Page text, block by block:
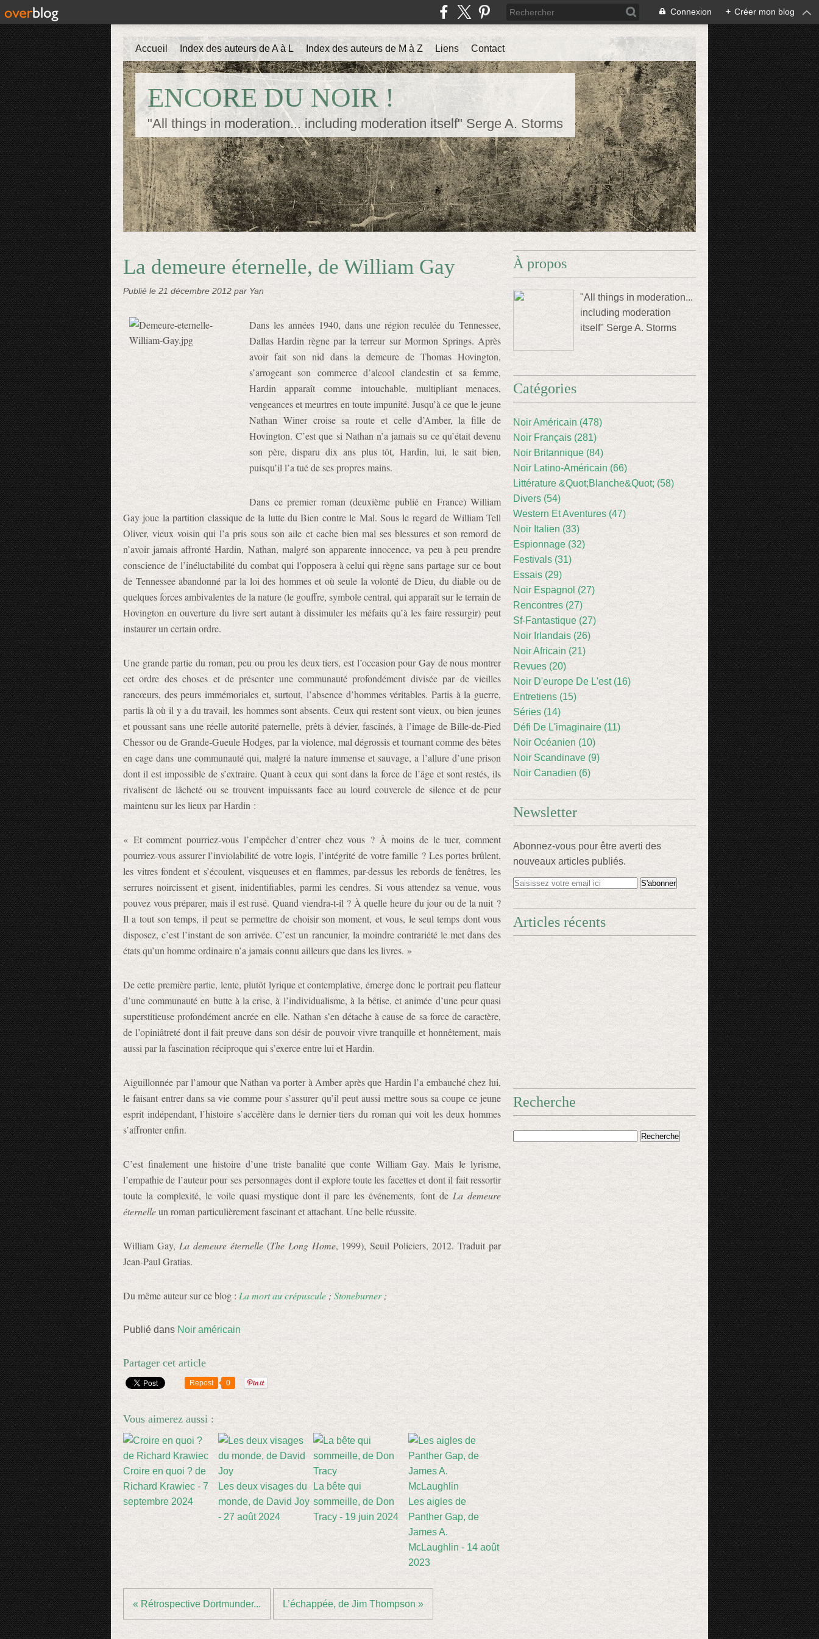
Connexion + Créer mon blog
ENCORE DU NOIR !
"All things in moderation... including moderation itself" Serge A. Storms
Accueil Index des auteurs de A à L Index des auteurs de M à Z Liens Contact
La demeure éternelle, de William Gay
Publié le 21 décembre 2012 par Yan
Dans les années 1940, dans une région reculée du Tennessee,
Dallas Hardin règne par la terreur sur Mormon Springs. Après
avoir fait son nid dans la demeure de Thomas Hovington,
s’arrogeant son commerce d’alcool clandestin et sa femme,
Hardin apparaît comme intouchable, multipliant menaces,
vengeances et meurtres en toute impunité. Jusqu’à ce que le jeune
Nathan Winer croise sa route et celle d’Amber, la fille de
Hovington. C’est que si Nathan n’a jamais su ce qu’était devenu
son père, disparu dix ans plus tôt, Hardin, lui, le sait bien,
puisqu’il l’a tué de ses propres mains.
Dans ce premier roman (deuxième publié en France) William
Gay joue la partition classique de la lutte du Bien contre le Mal. Sous le regard de William Tell
Oliver, vieux voisin qui l’a pris sous son aile et cache bien mal ses blessures et son remord de
n’avoir jamais affronté Hardin, Nathan, malgré son apparente innocence, va peu à peu prendre
conscience de l’inéluctabilité du combat qui l’opposera à celui qui règne sans partage sur ce bout
de Tennessee abandonné par la loi des hommes et où seule la volonté de Dieu, du diable ou de
quelques forces ambivalentes de la nature (le gouffre, symbole central, qui apparaît sur le terrain de
Hovington en ouverture du livre sert autant à dissimuler les méfaits qu’à les faire ressurgir) peut
instaurer un certain ordre.
Une grande partie du roman, peu ou prou les deux tiers, est l’occasion pour Gay de nous montrer
cet ordre des choses et de présenter une communauté profondément divisée par de vieilles
rancœurs, des peurs immémoriales et, surtout, l’absence d’hommes véritables. Partis à la guerre,
partis là où il y a du travail, les hommes sont absents. Ceux qui restent sont vieux, ou bien jeunes
et poussant sans une réelle autorité paternelle, prêts à dévier, fascinés, à l’image de Bille-de-Pied
Chessor ou de Grande-Gueule Hodges, par la violence, mal dégrossis et tournant comme des bêtes
en cage dans une communauté qui, malgré la nature immense et sauvage, a l’allure d’une prison
dont il est impossible de s’extraire. Quant à ceux qui sont dans la force de l’âge et sont restés, ils
rivalisent de lâcheté ou se trouvent impuissants face au lourd couvercle de silence et de peur
maintenu sur les lieux par Hardin :
« Et comment pourriez-vous l’empêcher d’entrer chez vous ? À moins de le tuer, comment
pourriez-vous assurer l’inviolabilité de votre logis, l’intégrité de votre famille ? Les portes brûlent,
les vitres fondent et s’écoulent, visqueuses et en flammes, par-dessus les rebords de fenêtres, les
serrures noircissent et gisent, inidentifiables, parmi les cendres. Si vous attendez sa venue, vous
pouvez vous préparer, mais il est rusé. Quand viendra-t-il ? À quelle heure du jour ou de la nuit ?
Il a tout son temps, il peut se permettre de choisir son moment, et vous, le seul temps dont vous
disposez, c’est l’instant de son arrivée. C’est un rancunier, la moindre contrariété le met dans des
états qu’un homme ordinaire n’a jamais connu ailleurs que dans les livres. »
De cette première partie, lente, plutôt lyrique et contemplative, émerge donc le portrait peu flatteur
d’une communauté en butte à la crise, à l’individualisme, à la bêtise, et animée d’une peur quasi
superstitieuse profondément ancrée en elle. Nathan s’en détache à cause de sa force de caractère,
de l’opiniâtreté dont il fait preuve dans son désir de pouvoir vivre tranquille et honnêtement, mais
aussi par la fascination réciproque qui s’exerce entre lui et Hardin.
Aiguillonnée par l’amour que Nathan va porter à Amber après que Hardin l’a embauché chez lui,
le faisant entrer dans sa vie comme pour s’assurer qu’il peut aussi mettre sous sa coupe ce jeune
esprit indépendant, l’histoire s’accélère dans le dernier tiers du roman qui voit les deux hommes
s’affronter enfin.
C’est finalement une histoire d’une triste banalité que conte William Gay. Mais le lyrisme,
l’empathie de l’auteur pour ses personnages dont il explore toute les facettes et dont il fait ressortir
toute la complexité, le voile quasi mystique dont il pare les événements, font de La demeure
éternelleun roman particulièrement fascinant et attachant. Une belle réussite.
William Gay, La demeure éternelle(The Long Home, 1999), Seuil Policiers, 2012. Traduit par
Jean-Paul Gratias.
Du même auteur sur ce blog : La mort au crépuscule ; Stoneburner;
Publié dans Noir américain
Partager cet article
Repost 0
Vous aimerez aussi :
Croire en quoi ? de
Richard Krawiec - 7
septembre 2024
Les deux visages du
monde, de David Joy
- 27 août 2024
La bête qui
sommeille, de Don
Tracy - 19 juin 2024
Les aigles de
Panther Gap, de
James A.
McLaughlin - 14 août
2023
« Rétrospective Dortmunder... L’échappée, de Jim Thompson »
À propos
"All things in moderation...
including moderation
itself" Serge A. Storms
Catégories
Noir Américain (478)
Noir Français (281)
Noir Britannique (84)
Noir Latino-Américain (66)
Littérature &Quot;Blanche&Quot; (58)
Divers (54)
Western Et Aventures (47)
Noir Italien (33)
Espionnage (32)
Festivals (31)
Essais (29)
Noir Espagnol (27)
Rencontres (27)
Sf-Fantastique (27)
Noir Irlandais (26)
Noir Africain (21)
Revues (20)
Noir D'europe De L'est (16)
Entretiens (15)
Séries (14)
Défi De L'imaginaire (11)
Noir Océanien (10)
Noir Scandinave (9)
Noir Canadien (6)
Newsletter
Abonnez-vous pour être averti des
nouveaux articles publiés.
Articles récents
Recherche